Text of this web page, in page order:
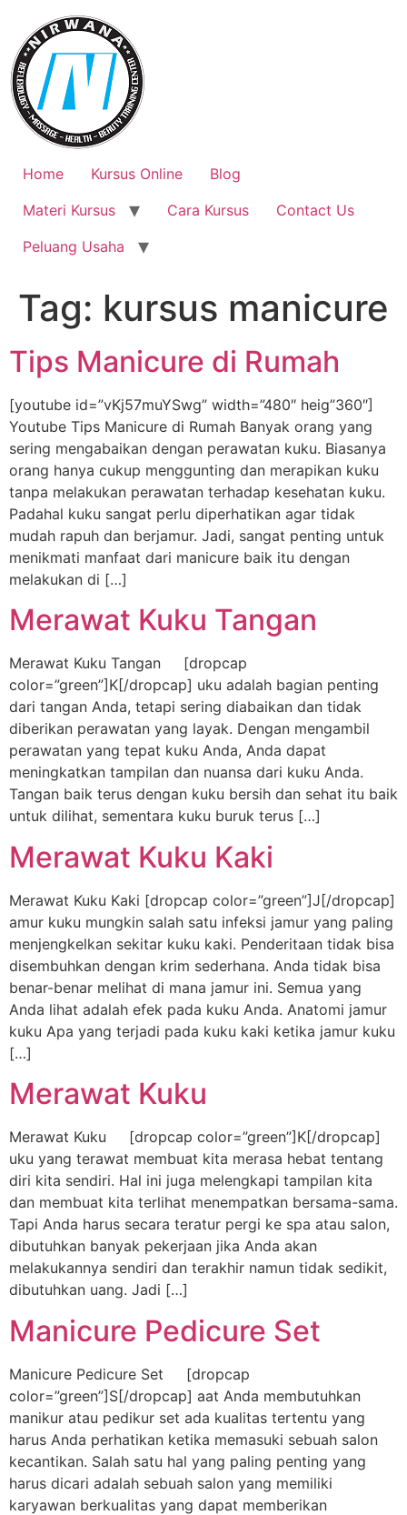
content
Home Kursus Online
Blog
Materi Kursus
Cara Kursus
Contact Us
Peluang Usaha
Tag: kursus manicure
Tips Manicure di Rumah
[youtube id=”vKj57muYSwg” width=”480″ heig”360″]
Youtube Tips Manicure di Rumah Banyak orang yang
sering mengabaikan dengan perawatan kuku. Biasanya
orang hanya cukup menggunting dan merapikan kuku
tanpa melakukan perawatan terhadap kesehatan kuku.
Padahal kuku sangat perlu diperhatikan agar tidak
mudah rapuh dan berjamur. Jadi, sangat penting untuk
menikmati manfaat dari manicure baik itu dengan
melakukan di […]
Merawat Kuku Tangan
Merawat Kuku Tangan [dropcap
color=”green”]K[/dropcap] uku adalah bagian penting
dari tangan Anda, tetapi sering diabaikan dan tidak
diberikan perawatan yang layak. Dengan mengambil
perawatan yang tepat kuku Anda, Anda dapat
meningkatkan tampilan dan nuansa dari kuku Anda.
Tangan baik terus dengan kuku bersih dan sehat itu baik
untuk dilihat, sementara kuku buruk terus […]
Merawat Kuku Kaki
Merawat Kuku Kaki [dropcap color=”green”]J[/dropcap]
amur kuku mungkin salah satu infeksi jamur yang paling
menjengkelkan sekitar kuku kaki. Penderitaan tidak bisa
disembuhkan dengan krim sederhana. Anda tidak bisa
benar-benar melihat di mana jamur ini. Semua yang
Anda lihat adalah efek pada kuku Anda. Anatomi jamur
kuku Apa yang terjadi pada kuku kaki ketika jamur kuku
[…]
Merawat Kuku
Merawat Kuku [dropcap color=”green”]K[/dropcap]
uku yang terawat membuat kita merasa hebat tentang
diri kita sendiri. Hal ini juga melengkapi tampilan kita
dan membuat kita terlihat menempatkan bersama-sama.
Tapi Anda harus secara teratur pergi ke spa atau salon,
dibutuhkan banyak pekerjaan jika Anda akan
melakukannya sendiri dan terakhir namun tidak sedikit,
dibutuhkan uang. Jadi […]
Manicure Pedicure Set
Manicure Pedicure Set [dropcap
color=”green”]S[/dropcap] aat Anda membutuhkan
manikur atau pedikur set ada kualitas tertentu yang
harus Anda perhatikan ketika memasuki sebuah salon
kecantikan. Salah satu hal yang paling penting yang
harus dicari adalah sebuah salon yang memiliki
karyawan berkualitas yang dapat memberikan